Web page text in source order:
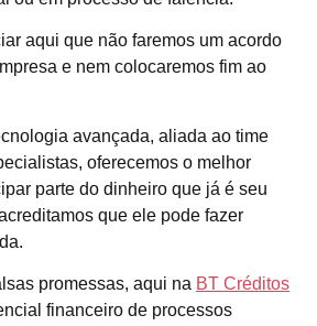
aqui que não faremos um acordo
e nem colocaremos fim ao
avançada, aliada ao time
oferecemos o melhor
parte do dinheiro que já é seu
que ele pode fazer
promessas, aqui na BT Créditos
financeiro de processos